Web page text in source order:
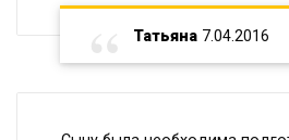
Татьяна 7.04.2016